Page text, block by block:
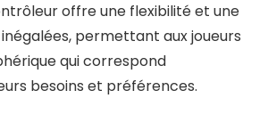
offre une flexibilité et une
permettant aux joueurs
qui correspond
besoins et préférences.